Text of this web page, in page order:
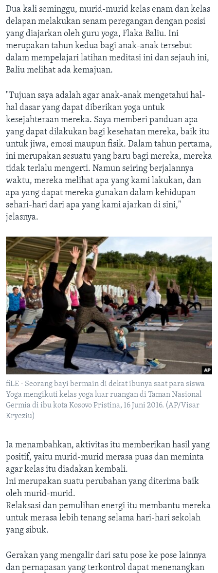
Dua kali seminggu, murid-murid kelas enam dan kelas
delapan melakukan senam peregangan dengan posisi
yang diajarkan oleh guru yoga, Flaka Baliu. Ini
merupakan tahun kedua bagi anak-anak tersebut
dalam mempelajari latihan meditasi ini dan sejauh ini,
Baliu melihat ada kemajuan.
"Tujuan saya adalah agar anak-anak mengetahui hal-
hal dasar yang dapat diberikan yoga untuk
kesejahteraan mereka. Saya memberi panduan apa
yang dapat dilakukan bagi kesehatan mereka, baik itu
untuk jiwa, emosi maupun fisik. Dalam tahun pertama,
ini merupakan sesuatu yang baru bagi mereka, mereka
tidak terlalu mengerti. Namun seiring berjalannya
waktu, mereka melihat apa yang kami lakukan, dan
apa yang dapat mereka gunakan dalam kehidupan
sehari-hari dari apa yang kami ajarkan di sini,"
jelasnya.
fiLE - Seorang bayi bermain di dekat ibunya saat para siswa
Yoga mengikuti kelas yoga luar ruangan di Taman Nasional
Germia di ibu kota Kosovo Pristina, 16 Juni 2016. (AP/Visar
Kryeziu)
Ia menambahkan, aktivitas itu memberikan hasil yang
positif, yaitu murid-murid merasa puas dan meminta
agar kelas itu diadakan kembali.
Ini merupakan suatu perubahan yang diterima baik
oleh murid-murid.
Relaksasi dan pemulihan energi itu membantu mereka
untuk merasa lebih tenang selama hari-hari sekolah
yang sibuk.
Gerakan yang mengalir dari satu pose ke pose lainnya
dan pernapasan yang terkontrol dapat menenangkan